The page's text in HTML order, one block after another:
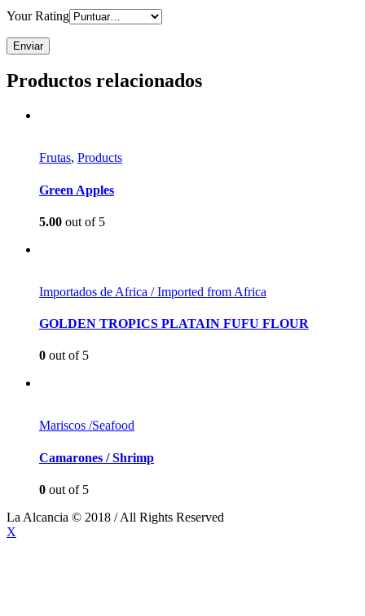
Your Rating
Productos relacionados
Frutas, Products
Green Apples
5.00 out of 5
Importados de Africa / Imported from Africa
GOLDEN TROPICS PLATAIN FUFU FLOUR
0 out of 5
Mariscos /Seafood
Camarones / Shrimp
0 out of 5
La Alcancia © 2018 / All Rights Reserved
X